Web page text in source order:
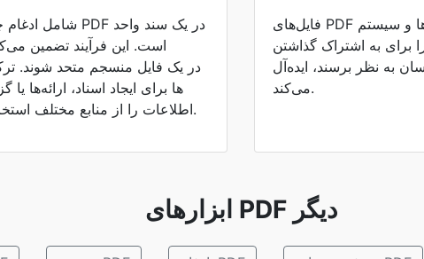
است. این فرآیند تضمین
اطلاعات را از منابع مختلف استخراج می‌کنند، مفید است.
فایل‌های PDF قالب‌بندی را در تمام دستگاه‌ها و سیستم
برای به اشتراک گذاشتن
به نظر برسند، ایده‌آل
می‌کند.
ابزارهای PDF دیگر